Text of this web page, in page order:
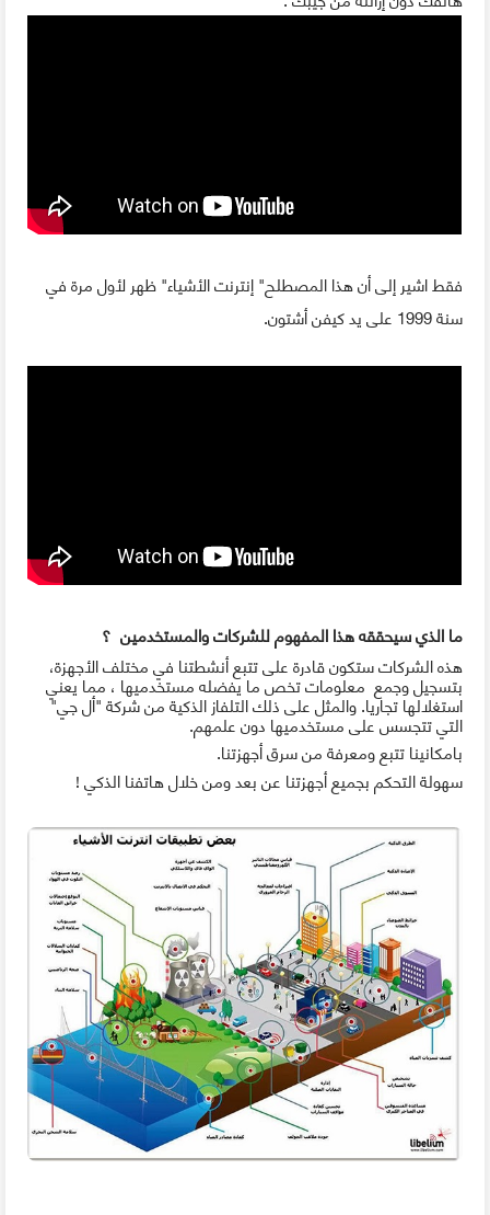
فقط اشير إلى أن هذا المصطلح" إنترنت الأشياء" ظهر لأول مرة في
سنة 1999 على يد كيفن أشتون.
ما الذي سيحققه هذا المفهوم للشركات والمستخدمين ؟
هذه الشركات ستكون قادرة على تتبع أنشطتنا في مختلف الأجهزة،
بتسجيل وجمع معلومات تخص ما يفضله مستخدميها ، مما يعني
استغلالها تجاريا. والمثل على ذلك التلفاز الذكية من شركة "أل جي"
التي تتجسس على مستخدميها دون علمهم.
ﺑﺎﻣﻜﺎنينا تتبع ومعرفة من سرق أجهزتنا.
سهولة التحكم بجميع أجهزتنا عن بعد ومن خلال هاتفنا الذكي !